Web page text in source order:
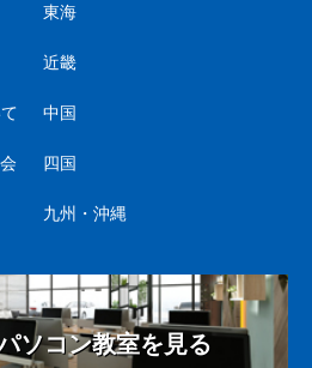
東海
近畿
中国
四国
九州・沖縄
ソコン教室を見る